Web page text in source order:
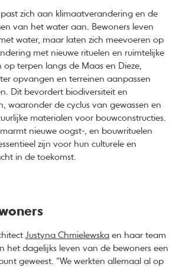
zich aan klimaatverandering en de
van het water aan. Bewoners leven
water, maar laten zich meevoeren op
met nieuwe rituelen en ruimtelijke
op terpen langs de Maas en Dieze,
opvangen en terreinen aanpassen
Dit bevordert biodiversiteit en
waaronder de cyclus van gewassen en
materialen voor bouwconstructies.
nieuwe oogst-, en bouwrituelen
zijn voor hun culturele en
in de toekomst.
Justyna Chmielewska en haar team
het dagelijks leven van de bewoners een
geweest. “We werkten allemaal al op